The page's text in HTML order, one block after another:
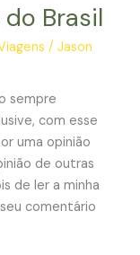
Brasil
/Jason
sempre
com esse
uma opinião
de outras
de ler a minha
comentário